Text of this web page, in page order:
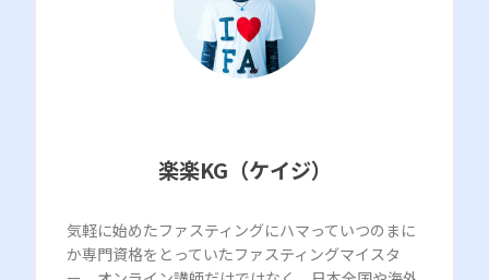
楽楽KG（ケイジ）
気軽に始めたファスティングにハマっていつのまに
か専門資格をとっていたファスティングマイスタ